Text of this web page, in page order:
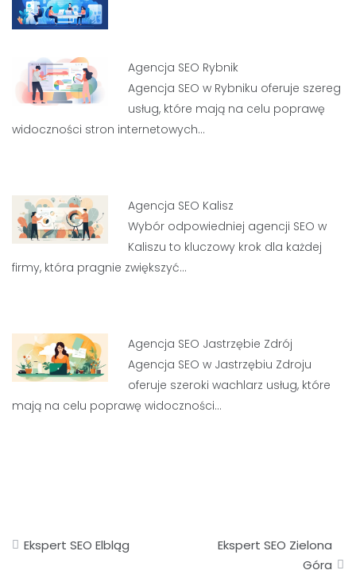
Agencja SEO Rybnik
Agencja SEO w Rybniku oferuje szereg
usług, które mają na celu poprawę
widoczności stron internetowych…
Agencja SEO Kalisz
Wybór odpowiedniej agencji SEO w
Kaliszu to kluczowy krok dla każdej
firmy, która pragnie zwiększyć…
Agencja SEO Jastrzębie Zdrój
Agencja SEO w Jastrzębiu Zdroju
oferuje szeroki wachlarz usług, które
mają na celu poprawę widoczności…
Nawigacja
Ekspert SEO Elbląg
Ekspert SEO Zielona
Góra